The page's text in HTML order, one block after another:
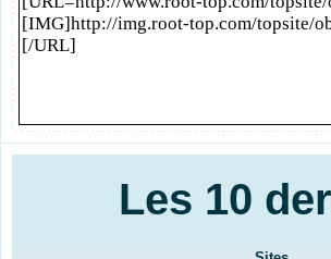
Les 10